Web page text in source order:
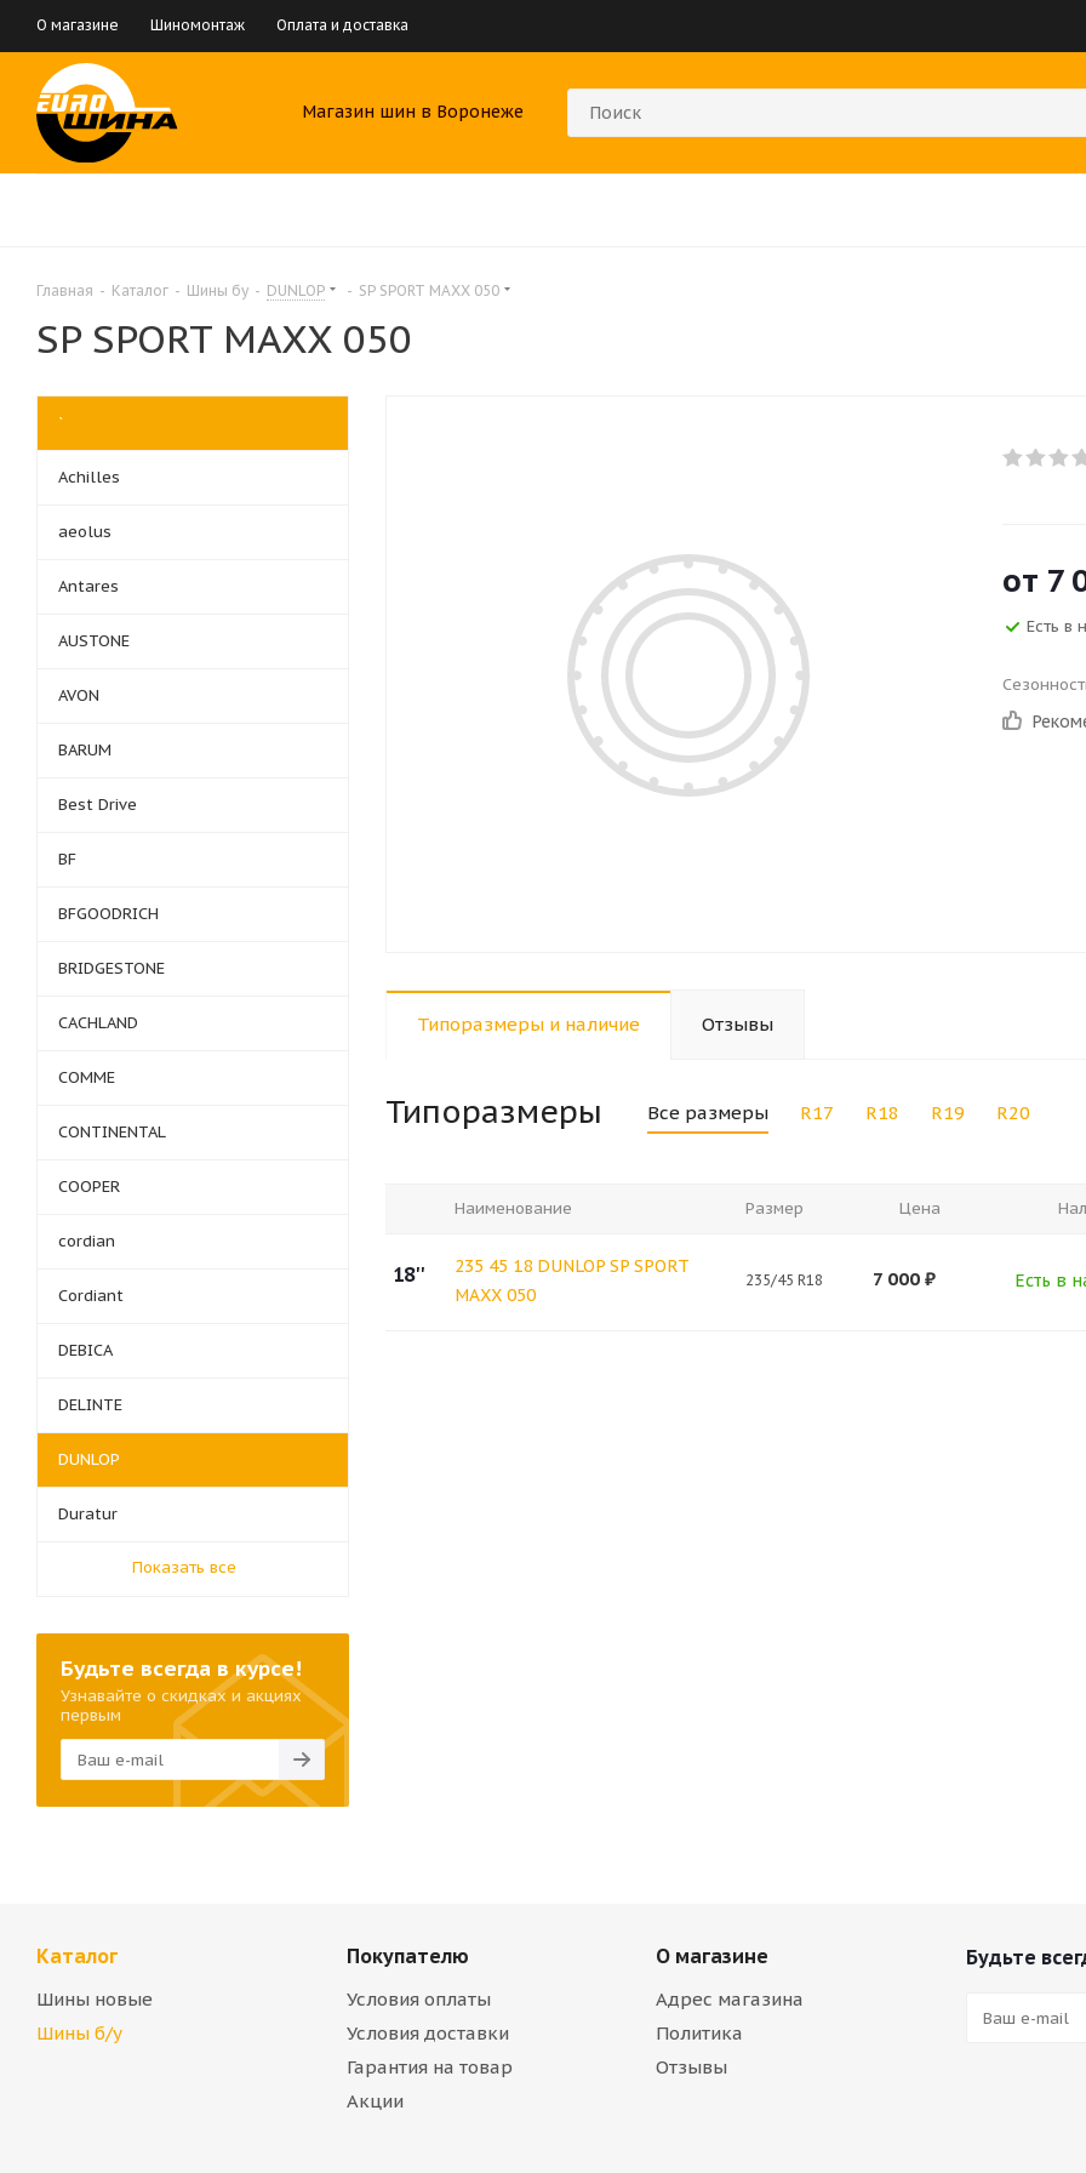
О магазине Шиномонтаж Оплата и доставка
Магазин шин в Воронеже
Главная - Каталог - Шины бу - DUNLOP - SP SPORT MAXX 050
SP SPORT MAXX 050
от 7
Есть в
Типоразмеры и наличие Отзывы
Типоразмеры Все размеры R17 R18 R19 R20
Наименование Размер Цена
18''
235 45 18 DUNLOP SP SPORT
MAXX 050
235/45 R18 7 000 ₽ Есть в
`
Achilles
aeolus
Antares
AUSTONE
AVON
BARUM
Best Drive
BF
BFGOODRICH
BRIDGESTONE
CACHLAND
COMME
CONTINENTAL
COOPER
cordian
Cordiant
DEBICA
DELINTE
DUNLOP
Duratur
Показать все
Будьте всегда в курсе!
Узнавайте о скидках и акциях
первым
Каталог
Шины новые
Шины б/у
Покупателю
Условия оплаты
Условия доставки
Гарантия на товар
Акции
О магазине
Адрес магазина
Политика
Отзывы
Будьте